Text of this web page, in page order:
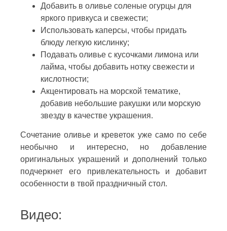
Добавить в оливье соленые огурцы для
яркого привкуса и свежести;
Использовать каперсы, чтобы придать
блюду легкую кислинку;
Подавать оливье с кусочками лимона или
лайма, чтобы добавить нотку свежести и
кислотности;
Акцентировать на морской тематике,
добавив небольшие ракушки или морскую
звезду в качестве украшения.
Сочетание оливье и креветок уже само по себе
необычно и интересно, но добавление
оригинальных украшений и дополнений только
подчеркнет его привлекательность и добавит
особенности в твой праздничный стол.
Видео: